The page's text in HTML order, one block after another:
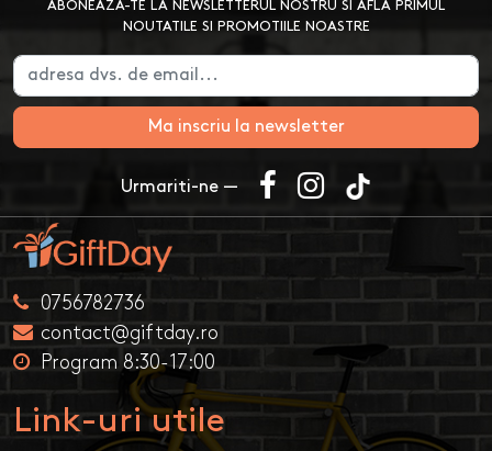
ABONEAZA-TE LA NEWSLETTERUL NOSTRU SI AFLA PRIMUL
NOUTATILE SI PROMOTIILE NOASTRE
Ma inscriu la newsletter
Urmariti-ne —
0756782736
contact@giftday.ro
Program 8:30-17:00
Link-uri utile